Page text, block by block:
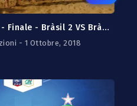
MFV Ajaccio 18 - Finale - Bràsil 2 VS Bràsil 3
- 1 Ottobre, 2018